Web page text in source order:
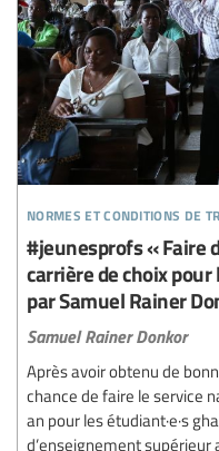
normes et conditions de
#jeunesprofs « Faire
carrière de choix pour
par Samuel Rainer
Samuel Rainer Donkor
Après avoir obtenu de
chance de faire le service
an pour les étudiant·e·s
d’enseignement